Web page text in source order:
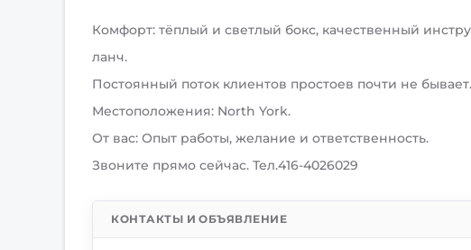
​Комфорт: тёплый и светлый бокс, качественный
ланч.
​Постоянный поток клиентов простоев почти не бывает.
Местоположения: North York.
​От вас: Опыт работы, желание и ответственность.
Звоните прямо сейчас. Тел.416-4026029
КОНТАКТЫ И ОБЪЯВЛЕНИЕ